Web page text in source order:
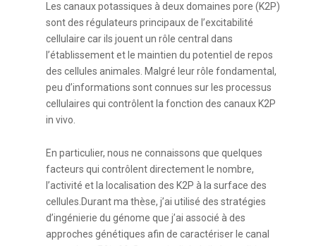
Les canaux potassiques à deux domaines pore (K2P)
sont des régulateurs principaux de l’excitabilité
cellulaire car ils jouent un rôle central dans
l’établissement et le maintien du potentiel de repos
des cellules animales. Malgré leur rôle fondamental,
peu d’informations sont connues sur les processus
cellulaires qui contrôlent la fonction des canaux K2P
in vivo.
En particulier, nous ne connaissons que quelques
facteurs qui contrôlent directement le nombre,
l’activité et la localisation des K2P à la surface des
cellules.Durant ma thèse, j’ai utilisé des stratégies
d’ingénierie du génome que j’ai associé à des
approches génétiques afin de caractériser le canal